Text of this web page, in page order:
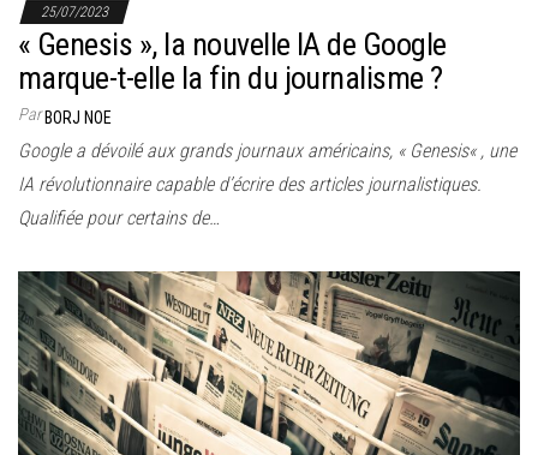
25/07/2023
« Genesis », la nouvelle IA de Google
marque-t-elle la fin du journalisme ?
ParBORJ NOE
Google a dévoilé aux grands journaux américains, « Genesis« , une
IA révolutionnaire capable d’écrire des articles journalistiques.
Qualifiée pour certains de…